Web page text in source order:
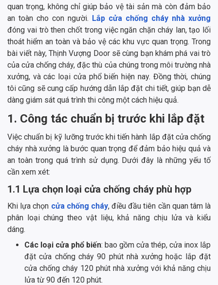
quan trọng, không chỉ giúp bảo vệ tài sản mà còn đảm bảo
an toàn cho con người. Lắp cửa chống cháy nhà xưởng
đóng vai trò then chốt trong việc ngăn chặn cháy lan, tạo lối
thoát hiểm an toàn và bảo vệ các khu vực quan trọng. Trong
bài viết này, Thịnh Vượng Door sẽ cùng bạn khám phá vai trò
của cửa chống cháy, đặc thù của chúng trong môi trường nhà
xưởng, và các loại cửa phổ biến hiện nay. Đồng thời, chúng
tôi cũng sẽ cung cấp hướng dẫn lắp đặt chi tiết, giúp bạn dễ
dàng giám sát quá trình thi công một cách hiệu quả.
1. Công tác chuẩn bị trước khi lắp đặt
Việc chuẩn bị kỹ lưỡng trước khi tiến hành lắp đặt cửa chống
cháy nhà xưởng là bước quan trọng để đảm bảo hiệu quả và
an toàn trong quá trình sử dụng. Dưới đây là những yếu tố
cần xem xét:
1.1 Lựa chọn loại cửa chống cháy phù hợp
Khi lựa chọn cửa chống cháy, điều đầu tiên cần quan tâm là
phân loại chúng theo vật liệu, khả năng chịu lửa và kiểu
dáng.
Các loại cửa phổ biến: bao gồm cửa thép, cửa inox lắp
đặt cửa chống cháy 90 phút nhà xưởng hoặc lắp đặt
cửa chống cháy 120 phút nhà xưởng với khả năng chịu
lửa từ 90 đến 120 phút.